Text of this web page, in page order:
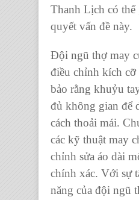
Thanh Lịch có
quyết vấn đề này.
Đội ngũ thợ may
điều chỉnh kích cỡ
bảo rằng khuỷu
đủ không gian để
cách thoải mái.
các kỹ thuật may
chỉnh sửa áo dài
chính xác. Với sự
năng của đội ngũ